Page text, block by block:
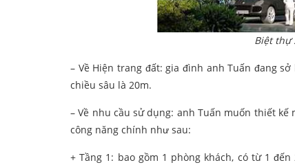
Biệt thự
– Về Hiện trang đất: gia đình anh Tuấn đang
chiều sâu là 20m.
– Về nhu cầu sử dụng: anh Tuấn muốn thiết
công năng chính như sau:
+ Tầng 1: bao gồm 1 phòng khách, có từ 1